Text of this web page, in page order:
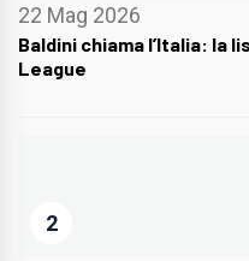
22 Mag 2026
Baldini chiama l’Italia: la
League
2